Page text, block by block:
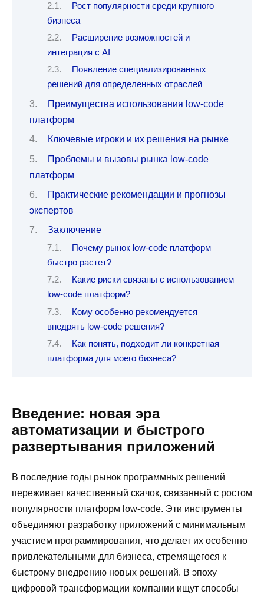
Рост популярности среди крупного
бизнеса
Расширение возможностей и
интеграция с AI
Появление специализированных
решений для определенных отраслей
Преимущества использования low-code
платформ
Ключевые игроки и их решения на рынке
Проблемы и вызовы рынка low-code
платформ
Практические рекомендации и прогнозы
экспертов
Заключение
Почему рынок low-code платформ
быстро растет?
Какие риски связаны с использованием
low-code платформ?
Кому особенно рекомендуется
внедрять low-code решения?
Как понять, подходит ли конкретная
платформа для моего бизнеса?
Введение: новая эра
автоматизации и быстрого
развертывания приложений
В последние годы рынок программных решений
переживает качественный скачок, связанный с ростом
популярности платформ low-code. Эти инструменты
объединяют разработку приложений с минимальным
участием программирования, что делает их особенно
привлекательными для бизнеса, стремящегося к
быстрому внедрению новых решений. В эпоху
цифровой трансформации компании ищут способы